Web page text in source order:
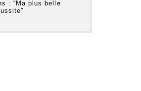
: “Ma plus belle